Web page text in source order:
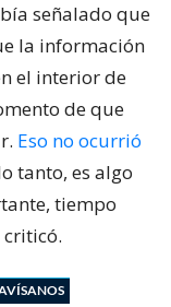
señalado que
la información
el interior de
de que
Eso no ocurrió
tanto, es algo
tiempo
criticó.